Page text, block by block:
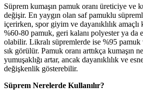
Süprem kumaşın pamuk oranı üreticiye ve
değişir. En yaygın olan saf pamuklu
içerirken, spor giyim ve dayanıklılık amaçlı
%60-80 pamuk, geri kalanı polyester ya da
olabilir. Likralı süpremlerde ise %95 pamuk
sık görülür. Pamuk oranı arttıkça kumaşın
yumuşaklığı artar, ancak dayanıklılık ve
değişkenlik gösterebilir.
Süprem Nerelerde Kullanılır?